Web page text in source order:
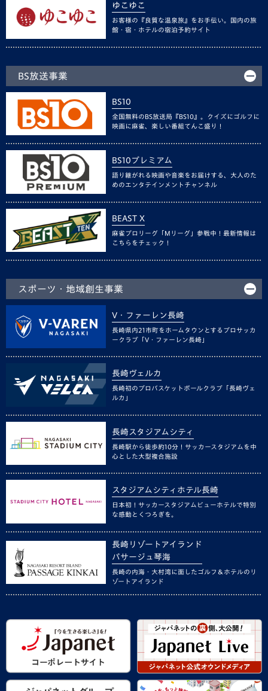
ゆこゆこ
お客様の『良質な温泉旅』をお手伝い。国内の旅
館・宿・ホテルの宿泊予約サイト
BS放送事業
BS10
全国無料のBS放送局『BS10』。クイズにゴルフに
映画に麻雀、楽しい番組てんこ盛り！
BS10プレミアム
語り継がれる映画や音楽をお届けする、大人のた
めのエンタテインメントチャンネル
BEAST X
麻雀プロリーグ「Mリーグ」参戦中！最新情報は
こちらをチェック！
スポーツ・地域創生事業
V・ファーレン長崎
長崎県内21市町をホームタウンとするプロサッカ
ークラブ「V・ファーレン長崎」
長崎ヴェルカ
長崎初のプロバスケットボールクラブ「長崎ヴェ
ルカ」
長崎スタジアムシティ
長崎駅から徒歩約10分！サッカースタジアムを中
心とした大型複合施設
スタジアムシティホテル長崎
日本初！サッカースタジアムビューホテルで特別
な感動とくつろぎを。
長崎リゾートアイランド
パサージュ琴海
長崎の内海・大村湾に面したゴルフ＆ホテルのリ
ゾートアイランド